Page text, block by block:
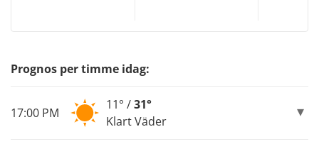
Prognos per timme idag:
17:00 PM
11° /31°
Klart Väder